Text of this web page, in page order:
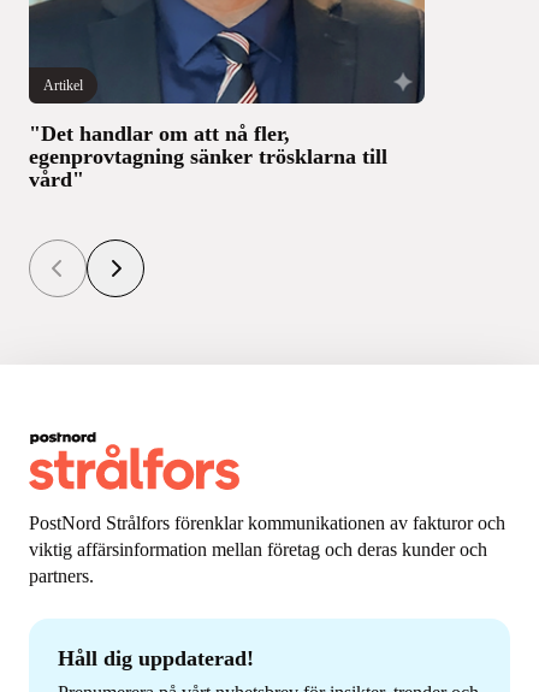
Artikel
"Det handlar om att nå fler,
egenprovtagning sänker trösklarna till
vård"
PostNord Strålfors förenklar kommunikationen av fakturor och
viktig affärsinformation mellan företag och deras kunder och
partners.
Håll dig uppdaterad!